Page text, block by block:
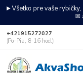
►Všetko pre vaše
✉
+421915272027
(Po-Pia, 8-16 hod.)